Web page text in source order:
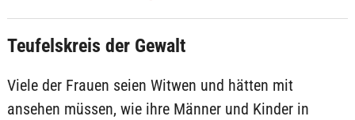
Teufelskreis der Gewalt
Viele der Frauen seien Witwen und hätten mit
ansehen müssen, wie ihre Männer und Kinder in